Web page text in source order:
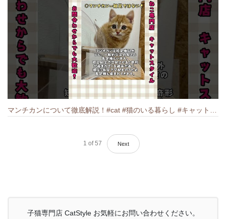
1 of 57 Next
子猫専門店 CatStyle お気軽にお問い合わせください。